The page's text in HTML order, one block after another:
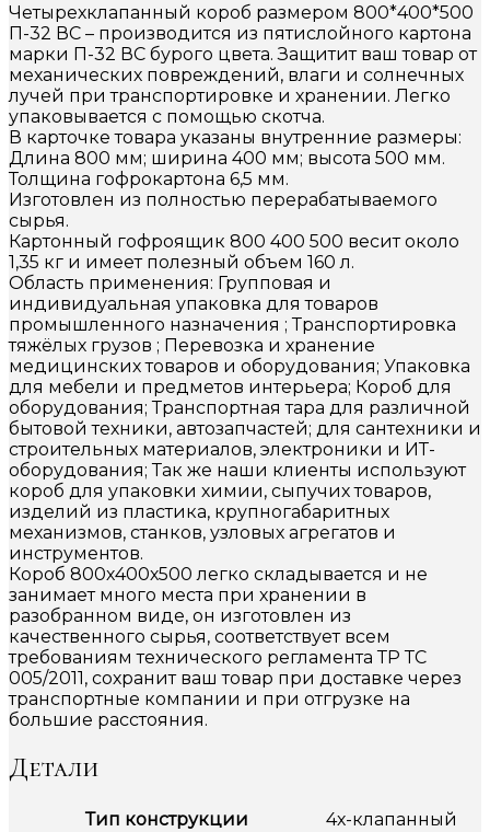
Четырехклапанный короб размером 800*400*500
П-32 ВС – производится из пятислойного картона
марки П-32 ВС бурого цвета. Защитит ваш товар от
механических повреждений, влаги и солнечных
лучей при транспортировке и хранении. Легко
упаковывается с помощью скотча.
В карточке товара указаны внутренние размеры:
Длина 800 мм; ширина 400 мм; высота 500 мм.
Толщина гофрокартона 6,5 мм.
Изготовлен из полностью перерабатываемого
сырья.
Картонный гофроящик 800 400 500 весит около
1,35 кг и имеет полезный объем 160 л.
Область применения: Групповая и
индивидуальная упаковка для товаров
промышленного назначения ; Транспортировка
тяжёлых грузов ; Перевозка и хранение
медицинских товаров и оборудования; Упаковка
для мебели и предметов интерьера; Короб для
оборудования; Транспортная тара для различной
бытовой техники, автозапчастей; для сантехники и
строительных материалов, электроники и ИТ-
оборудования; Так же наши клиенты используют
короб для упаковки химии, сыпучих товаров,
изделий из пластика, крупногабаритных
механизмов, станков, узловых агрегатов и
инструментов.
Короб 800х400х500 легко складывается и не
занимает много места при хранении в
разобранном виде, он изготовлен из
качественного сырья, соответствует всем
требованиям технического регламента ТР ТС
005/2011, сохранит ваш товар при доставке через
транспортные компании и при отгрузке на
большие расстояния.
Детали
Тип конструкции
4х-клапанный